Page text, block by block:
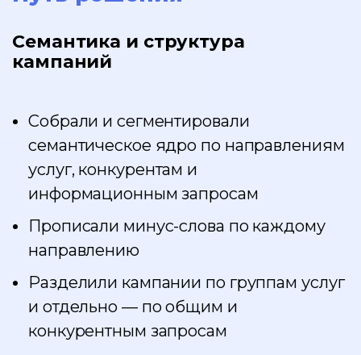
Семантика и структура
кампаний
Собрали и сегментировали
семантическое ядро по направлениям
услуг, конкурентам и
информационным запросам
Прописали минус-слова по каждому
направлению
Разделили кампании по группам услуг
и отдельно — по общим и
конкурентным запросам